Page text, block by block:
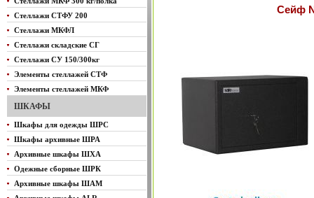
Стеллажи СТФУ 200
Стеллажи МКФЛ
Стеллажи складские СГ
Стеллажи СУ 150/300кг
Элементы стеллажей СТФ
Элементы стеллажей МКФ
ШКАФЫ
Шкафы для одежды ШРС
Шкафы архивные ШРА
Архивные шкафы ШХА
Одежные сборные ШРК
Архивные шкафы ШАМ
Сейф